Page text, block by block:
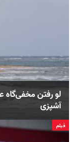
لو رفتن مخفی‌گاه
آشپزی
فیلم